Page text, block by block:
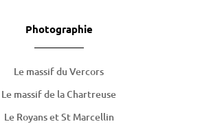
Photographie
Le massif du Vercors
Le massif de la Chartreuse
Le Royans et St Marcellin